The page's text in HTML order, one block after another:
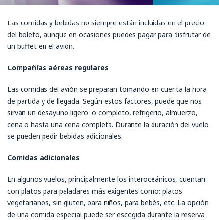
Las comidas y bebidas no siempre están incluidas en el precio
del boleto, aunque en ocasiones puedes pagar para disfrutar de
un buffet en el avión.
Compañías aéreas regulares
Las comidas del avión se preparan tomando en cuenta la hora
de partida y de llegada. Según estos factores, puede que nos
sirvan un desayuno ligero o completo, refrigerio, almuerzo,
cena o hasta una cena completa. Durante la duración del vuelo
se pueden pedir bebidas adicionales.
Comidas adicionales
En algunos vuelos, principalmente los interoceánicos, cuentan
con platos para paladares más exigentes como: platos
vegetarianos, sin gluten, para niños, para bebés, etc. La opción
de una comida especial puede ser escogida durante la reserva